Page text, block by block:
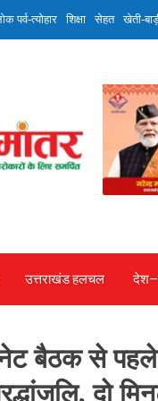
पर्व-त्योहार शिक्षा सेहत खेती-
उत्तराखंड हलचल
बैठक से पहले
दो